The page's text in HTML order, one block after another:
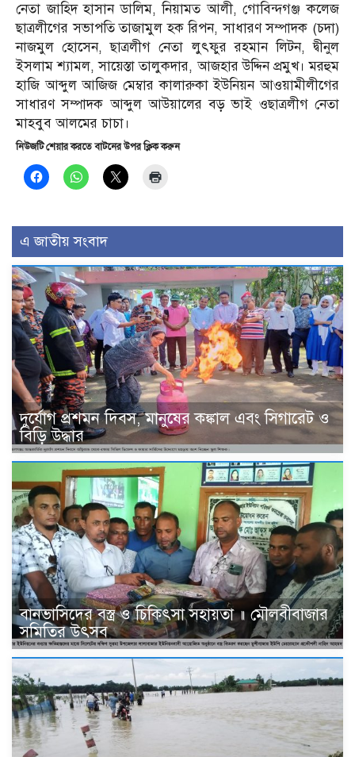
নেতা জাহিদ হাসান ডালিম, নিয়ামত আলী, গোবিন্দগঞ্জ কলেজ
ছাত্রলীগের সভাপতি তাজামুল হক রিপন, সাধারণ সম্পাদক (চদা)
নাজমুল হোসেন, ছাত্রলীগ নেতা লুৎফুর রহমান লিটন, দ্বীনুল
ইসলাম শ্যামল, সায়েস্তা তালুকদার, আজহার উদ্দিন প্রমুখ। মরহুম
হাজি আব্দুল আজিজ মেম্বার কালারুকা ইউনিয়ন আওয়ামীলীগের
সাধারণ সম্পাদক আব্দুল আউয়ালের বড় ভাই ওছাত্রলীগ নেতা
মাহবুব আলমের চাচা।
নিউজটি শেয়ার করতে বাটনের উপর ক্লিক করুন
এ জাতীয় সংবাদ
দুর্যোগ প্রশমন দিবস, মানুষের কঙ্কাল এবং সিগারেট ও
বিড়ি উদ্ধার
বানভাসিদের বস্ত্র ও চিকিৎসা সহায়তা ॥ মৌলবীবাজার
সমিতির উৎসব